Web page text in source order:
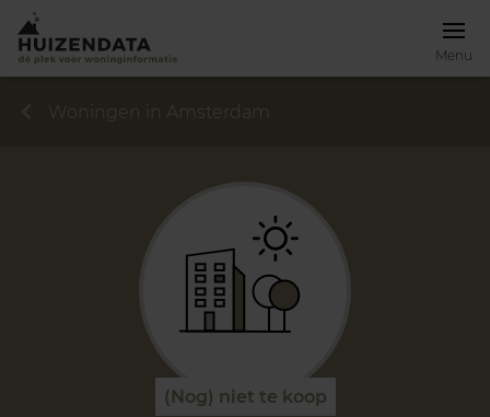
Menu
Woningen in Amsterdam
(Nog) niet te koop